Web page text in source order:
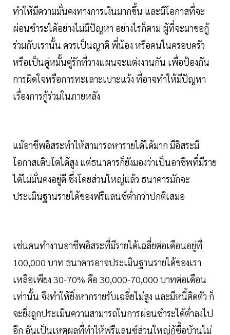
ทำให้มีความมั่นคงทางการเงินมากขึ้น และมีโอกาสที่จะ
ผ่อนชำระได้อย่างไม่มีปัญหา อย่างไรก็ตาม ผู้ที่จะมาขอกู้
ร่วมกับเรานั้น ควรเป็นญาติ พี่น้อง หรือคนในครอบครัว
หรือเป็นคู่หมั้นคู่รักที่วางแผนจะแต่งงานกัน เพื่อป้องกัน
การผิดใจหรือการทะเลาะเบาะแว้ง ที่อาจทำให้มีปัญหา
เรื่องการกู้ร่วมในภายหลัง
แม้อาชีพอิสระทำให้สามารถหารายได้ได้มาก มีอิสระมี
โอกาสเติบโตได้สูง แต่ธนาคารก็ยังมองว่าเป็นอาชีพที่มีราย
ได้ไม่มั่นคงอยู่ดี ซึ่งโดยส่วนใหญ่แล้ว ธนาคารมักจะ
ประเมินฐานรายได้ของฟรีแลนซ์ต่ำกว่าปกติเสมอ
เช่นคนทำงานอาชีพอิสระที่มีรายได้เฉลี่ยต่อเดือนอยู่ที่
100,000 บาท ธนาคารอาจประเมินฐานรายได้ของเรา
เหลือเพียง 30-70% คือ 30,000-70,000 บาทต่อเดือน
เท่านั้น จึงทำให้ยิ่งหากรายรับเฉลี่ยไม่สูง และมีหนี้ติดตัว ก็
จะยิ่งถูกประเมินความสามารถในการผ่อนชำระได้ต่ำลงไป
อีก อันเป็นเหตุผลที่ทำให้ฟรีแลนซ์ส่วนใหญ่กู้ซื้อบ้านไม่